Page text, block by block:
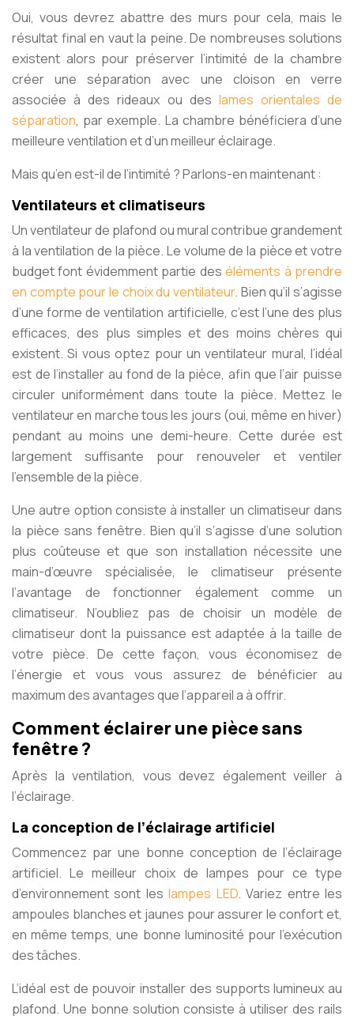
Oui, vous devrez abattre des murs pour cela, mais le
résultat final en vaut la peine. De nombreuses solutions
existent alors pour préserver l’intimité de la chambre
créer une séparation avec une cloison en verre
associée à des rideaux ou des lames orientales de
séparation, par exemple. La chambre bénéficiera d’une
meilleure ventilation et d’un meilleur éclairage.
Mais qu’en est-il de l’intimité ? Parlons-en maintenant :
Ventilateurs et climatiseurs
Un ventilateur de plafond ou mural contribue grandement
à la ventilation de la pièce. Le volume de la pièce et votre
budget font évidemment partie deséléments à prendre
en compte pour le choix du ventilateur. Bien qu’il s’agisse
d’une forme de ventilation artificielle, c’est l’une des plus
efficaces, des plus simples et des moins chères qui
existent. Si vous optez pour un ventilateur mural, l’idéal
est de l’installer au fond de la pièce, afin que l’air puisse
circuler uniformément dans toute la pièce. Mettez le
ventilateur en marche tous les jours (oui, même en hiver)
pendant au moins une demi-heure. Cette durée est
largement suffisante pour renouveler et ventiler
l’ensemble de la pièce.
Une autre option consiste à installer un climatiseur dans
la pièce sans fenêtre. Bien qu’il s’agisse d’une solution
plus coûteuse et que son installation nécessite une
main-d’œuvre spécialisée, le climatiseur présente
l’avantage de fonctionner également comme un
climatiseur. N’oubliez pas de choisir un modèle de
climatiseur dont la puissance est adaptée à la taille de
votre pièce. De cette façon, vous économisez de
l’énergie et vous vous assurez de bénéficier au
maximum des avantages que l’appareil a à offrir.
Comment éclairer une pièce sans
fenêtre ?
Après la ventilation, vous devez également veiller à
l’éclairage.
La conception de l’éclairage artificiel
Commencez par une bonne conception de l’éclairage
artificiel. Le meilleur choix de lampes pour ce type
d’environnement sont leslampes LED. Variez entre les
ampoules blanches et jaunes pour assurer le confort et,
en même temps, une bonne luminosité pour l’exécution
des tâches.
L’idéal est de pouvoir installer des supports lumineux au
plafond. Une bonne solution consiste à utiliser des rails